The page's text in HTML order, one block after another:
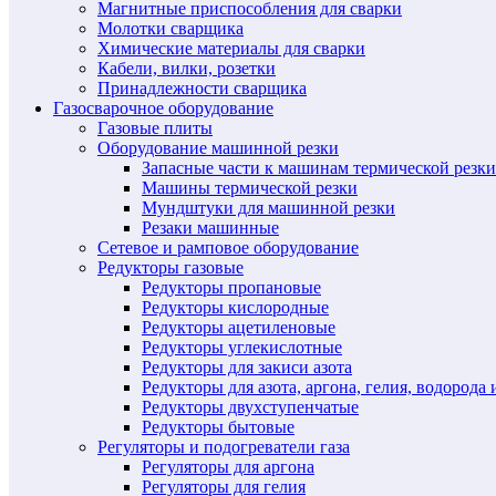
Магнитные приспособления для сварки
Молотки сварщика
Химические материалы для сварки
Кабели, вилки, розетки
Принадлежности сварщика
Газосварочное оборудование
Газовые плиты
Оборудование машинной резки
Запасные части к машинам термической резки
Машины термической резки
Мундштуки для машинной резки
Резаки машинные
Сетевое и рамповое оборудование
Редукторы газовые
Редукторы пропановые
Редукторы кислородные
Редукторы ацетиленовые
Редукторы углекислотные
Редукторы для закиси азота
Редукторы для азота, аргона, гелия, водорода
Редукторы двухступенчатые
Редукторы бытовые
Регуляторы и подогреватели газа
Регуляторы для аргона
Регуляторы для гелия